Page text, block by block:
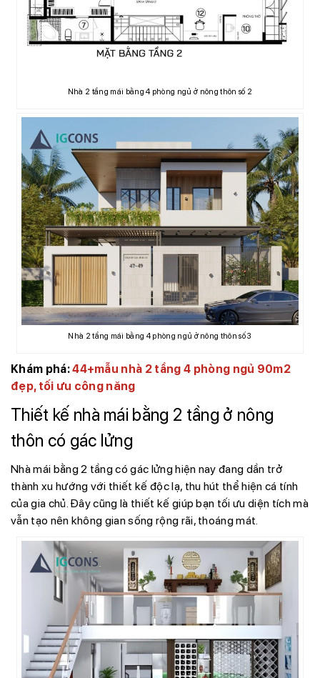
Nhà 2 tầng mái bằng 4 phòng ngủ ở nông thôn số 2
Nhà 2 tầng mái bằng 4 phòng ngủ ở nông thôn số 3
Khám phá:44+mẫu nhà 2 tầng 4 phòng ngủ 90m2
đẹp, tối ưu công năng
Thiết kế nhà mái bằng 2 tầng ở nông
thôn có gác lửng
Nhà mái bằng 2 tầng có gác lửng hiện nay đang dần trở
thành xu hướng với thiết kế độc lạ, thu hút thể hiện cá tính
của gia chủ. Đây cũng là thiết kế giúp bạn tối ưu diện tích mà
vẫn tạo nên không gian sống rộng rãi, thoáng mát.